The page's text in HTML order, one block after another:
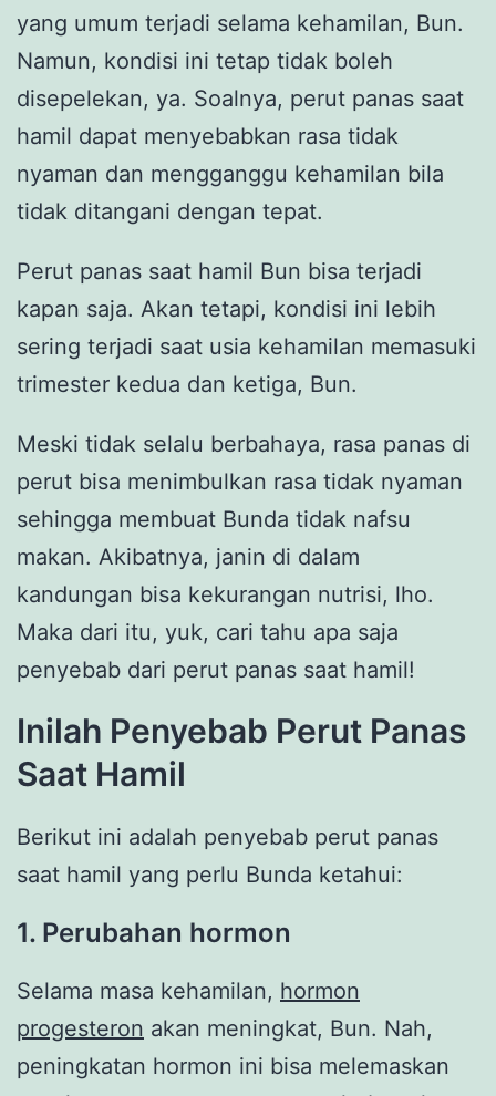
yang umum terjadi selama kehamilan, Bun.
Namun, kondisi ini tetap tidak boleh
disepelekan, ya. Soalnya, perut panas saat
hamil dapat menyebabkan rasa tidak
nyaman dan mengganggu kehamilan bila
tidak ditangani dengan tepat.
Perut panas saat hamil Bun bisa terjadi
kapan saja. Akan tetapi, kondisi ini lebih
sering terjadi saat usia kehamilan memasuki
trimester kedua dan ketiga, Bun.
Meski tidak selalu berbahaya, rasa panas di
perut bisa menimbulkan rasa tidak nyaman
sehingga membuat Bunda tidak nafsu
makan. Akibatnya, janin di dalam
kandungan bisa kekurangan nutrisi, lho.
Maka dari itu, yuk, cari tahu apa saja
penyebab dari perut panas saat hamil!
Inilah Penyebab Perut Panas
Saat Hamil
Berikut ini adalah penyebab perut panas
saat hamil yang perlu Bunda ketahui:
1. Perubahan hormon
Selama masa kehamilan, hormon
progesteron akan meningkat, Bun. Nah,
peningkatan hormon ini bisa melemaskan